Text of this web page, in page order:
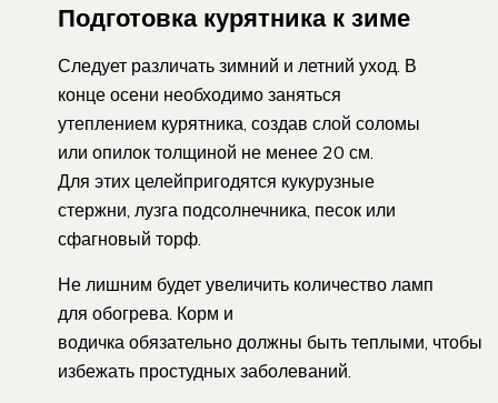
Подготовка курятника к зиме
Следует различать зимний и летний уход. В
конце осени необходимо заняться
утеплением курятника, создав слой соломы
или опилок толщиной не менее 20 см.
Для этих целейпригодятся кукурузные
стержни, лузга подсолнечника, песок или
сфагновый торф.
Не лишним будет увеличить количество ламп
для обогрева. Корм и
водичка обязательно должны быть теплыми, чтобы
избежать простудных заболеваний.